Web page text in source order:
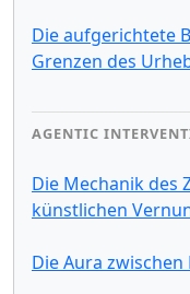
Die aufgerichtete
Grenzen des
AGENTIC
Die Mechanik des
künstlichen
Die Aura